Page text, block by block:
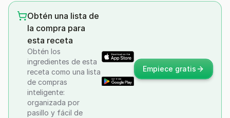
Obtén una lista de
la compra para
esta receta
Obtén los
ingredientes de esta
receta como una lista
de compras
inteligente:
organizada por
pasillo y fácil de
Empiece gratis